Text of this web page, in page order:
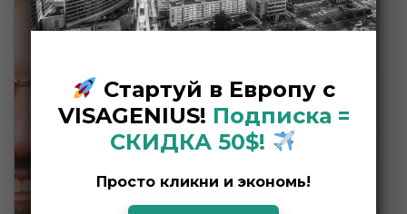
Стартуй в Европу с
VISAGENIUS! Подписка =
СКИДКА 50$!
Просто кликни и экономь!